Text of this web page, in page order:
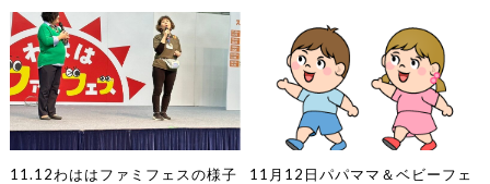
11.12わははファミフェスの様子
11月12日パパママ＆ベビーフェ